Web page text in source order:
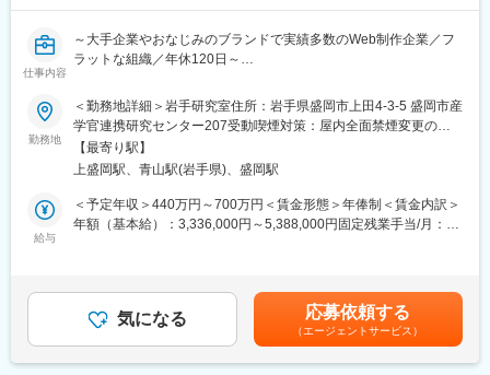
変更の範囲：会社の定める業務
程を体感できます。
提案内容はテンプレートではなく、UI/UX設計、SEO対策、シス
テム開発、ブランディングなど、幅広いソリューションを自由に
な提案を構築できる創造性の高い仕事です。
岩手研究室では、東京本社と連携しながら、地方にいながら全国
規模の案件に挑戦できる環境が整っています。少数精鋭のチーム
中心として、組織づくりにも関われるやりがいのあるポジション
です。
freee株式会社：コーポレートサイト／採用サイト
株式会社ツムラ：「ツムラ漢方記念館」プロモーションサイト
PLUS：「Plus Design X」プロモーションサイト
仕事内容
～大手企業やおなじみのブランドで実績多数のWeb制作企業／フ
ラットな組織／年休120日～
■業務内容：
『スタディサプリ』や『ラクスル』等のWebサービスの立ち上げ
や、『パーソルホールディングス』『freee』等の大手企業むけの
Web制作実績も多数あり、顧客との直接取引も多い当社において
Webサイト、アプリなどソフトウェア開発のプロジェクトに参加
していただきます。
コスト管理をしつつ、プログラマーやオフショアチームをはじ
今回の募集では、上記業務に加え、岩手研究室の組織運営にも積
極的に関与し、チームを牽引していただくことを期待していま
勤務地
＜勤務地詳細＞岩手研究室住所：岩手県盛岡市上田4-3-5 盛岡市産
学官連携研究センター207受動喫煙対策：屋内全面禁煙変更の範
囲：会社の定める範囲（双方合意のうえ他拠点へ異動の可能性が
ございますが、基本的にはありません）
【最寄り駅】
上盛岡駅、青山駅(岩手県)、盛岡駅
給与
＜予定年収＞440万円～700万円＜賃金形態＞年俸制＜賃金内訳＞
年額（基本給）：3,336,000円～5,388,000円固定残業手当/月：
給与補足＞■昇給：年2回（4月・10月）■賞与：実績賞与（9月／
業績による）※別途皆勤手当1万円／月の支給あり賃金はあくまで
も目安の金額であり、選考を通じて上下する可能性があります。
月給(月額)は固定手当を含めた表記です。
気になる 応募依頼する
（エージェントサービス）